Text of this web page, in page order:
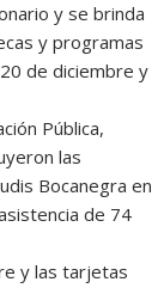
y se brinda
y programas
de diciembre y
Pública,
las
Bocanegra en
de 74
y las tarjetas